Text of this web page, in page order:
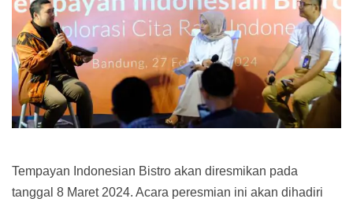
Tempayan Indonesian Bistro akan diresmikan pada
tanggal 8 Maret 2024. Acara peresmian ini akan dihadiri